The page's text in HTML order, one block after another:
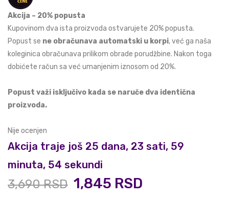
Akcija – 20% popusta
Kupovinom dva ista proizvoda ostvarujete 20% popusta.
Popust se ne obračunava automatski u korpi, već ga naša
koleginica obračunava prilikom obrade porudžbine. Nakon toga
dobićete račun sa već umanjenim iznosom od 20%.
Popust važi isključivo kada se naruče dva identična
proizvoda.
Nije ocenjen
Akcija traje još 25 dana, 23 sati, 59
minuta, 53 sekundi
3,690 RSD 1,845 RSD